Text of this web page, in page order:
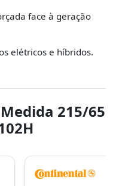
face à geração
elétricos e híbridos.
215/65